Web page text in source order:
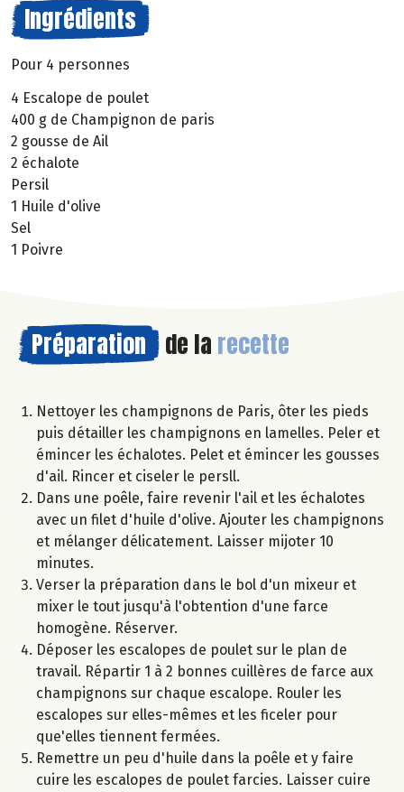
Ingrédients
Pour 4 personnes
4 Escalope de poulet
400 g de Champignon de paris
2 gousse de Ail
2 échalote
Persil
1 Huile d'olive
Sel
1 Poivre
Préparation de la recette
Nettoyer les champignons de Paris, ôter les pieds
puis détailler les champignons en lamelles. Peler et
émincer les échalotes. Pelet et émincer les gousses
d'ail. Rincer et ciseler le persll.
Dans une poêle, faire revenir l'ail et les échalotes
avec un filet d'huile d'olive. Ajouter les champignons
et mélanger délicatement. Laisser mijoter 10
minutes.
Verser la préparation dans le bol d'un mixeur et
mixer le tout jusqu'à l'obtention d'une farce
homogène. Réserver.
Déposer les escalopes de poulet sur le plan de
travail. Répartir 1 à 2 bonnes cuillères de farce aux
champignons sur chaque escalope. Rouler les
escalopes sur elles-mêmes et les ficeler pour
que'elles tiennent fermées.
Remettre un peu d'huile dans la poêle et y faire
cuire les escalopes de poulet farcies. Laisser cuire